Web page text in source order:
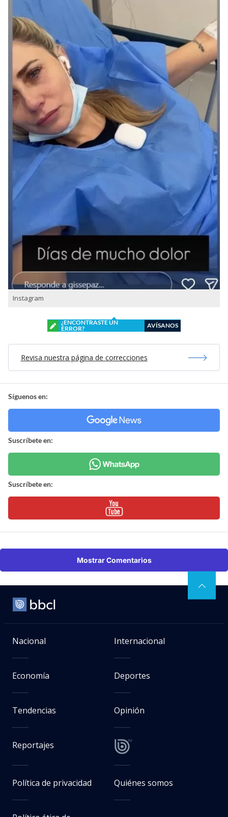
Instagram
¿ENCONTRASTE UN
ERROR?
AVÍSANOS
Revisa nuestra página de correcciones
Síguenos en:
Suscríbete en:
Suscríbete en:
Mostrar Comentarios
Nacional Internacional
Economía Deportes
Tendencias Opinión
Reportajes
Política de privacidad Quiénes somos